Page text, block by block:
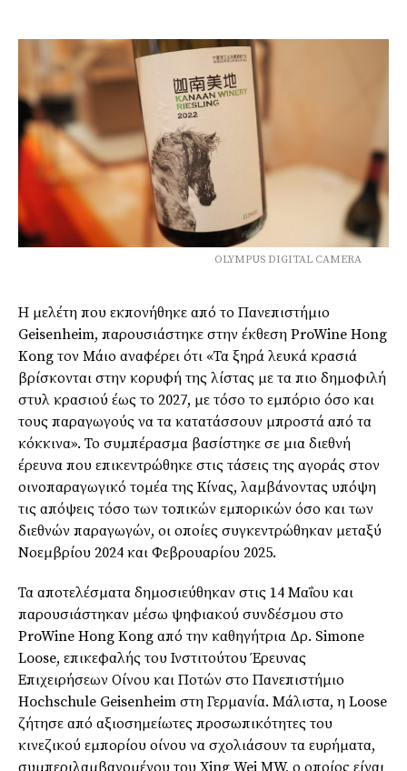
OLYMPUS DIGITAL CAMERA
Η μελέτη που εκπονήθηκε από το Πανεπιστήμιο
Geisenheim, παρουσιάστηκε στην έκθεση ProWine Hong
Kong τον Mάιο αναφέρει ότι «Τα ξηρά λευκά κρασιά
βρίσκονται στην κορυφή της λίστας με τα πιο δημοφιλή
στυλ κρασιού έως το 2027, με τόσο το εμπόριο όσο και
τους παραγωγούς να τα κατατάσσουν μπροστά από τα
κόκκινα». Το συμπέρασμα βασίστηκε σε μια διεθνή
έρευνα που επικεντρώθηκε στις τάσεις της αγοράς στον
οινοπαραγωγικό τομέα της Κίνας, λαμβάνοντας υπόψη
τις απόψεις τόσο των τοπικών εμπορικών όσο και των
διεθνών παραγωγών, οι οποίες συγκεντρώθηκαν μεταξύ
Νοεμβρίου 2024 και Φεβρουαρίου 2025.
Τα αποτελέσματα δημοσιεύθηκαν στις 14 Μαΐου και
παρουσιάστηκαν μέσω ψηφιακού συνδέσμου στο
ProWine Hong Kong από την καθηγήτρια Δρ. Simone
Loose, επικεφαλής του Ινστιτούτου Έρευνας
Επιχειρήσεων Οίνου και Ποτών στο Πανεπιστήμιο
Hochschule Geisenheim στη Γερμανία. Μάλιστα, η Loose
ζήτησε από αξιοσημείωτες προσωπικότητες του
κινεζικού εμπορίου οίνου να σχολιάσουν τα ευρήματα,